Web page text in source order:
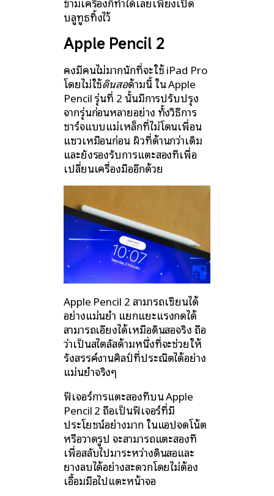
บลูทูธทิ้งไว้
Apple Pencil 2
คงมีคนไม่มากนักที่จะใช้ iPad Pro
โดยไม่ใช้ดินสอด้ามนี้ ใน Apple
Pencil รุ่นที่ 2 นั้นมีการปรับปรุง
จากรุ่นก่อนหลายอย่าง ทั้งวิธีการ
ชาร์จแบบแม่เหล็กที่ไม่โดนเพื่อน
แซวเหมือนก่อน ผิวที่ด้านกว่าเดิม
และยังรองรับการแตะสองทีเพื่อ
เปลี่ยนเครื่องมืออีกด้วย
Apple Pencil 2 สามารถเขียนได้
อย่างแม่นยำ แยกแยะแรงกดได้
สามารถเอียงได้เหมือดินสอจริง ถือ
ว่าเป็นสไตลัสด้ามหนึ่งที่จะช่วยให้
รังสรรค์งานศิลป์ที่ประณีตได้อย่าง
แม่นยำจริงๆ
ฟีเจอร์การแตะสองทีบน Apple
Pencil 2 ถือเป็นฟีเจอร์ที่มี
ประโยชน์อย่างมาก ในแอปจดโน้ต
หรือวาดรูป จะสามารถแตะสองที
เพื่อสลับไปมาระหว่างดินสอและ
ยางลบได้อย่างสะดวกโดยไม่ต้อง
เอื้อมมือไปแตะหน้าจอ